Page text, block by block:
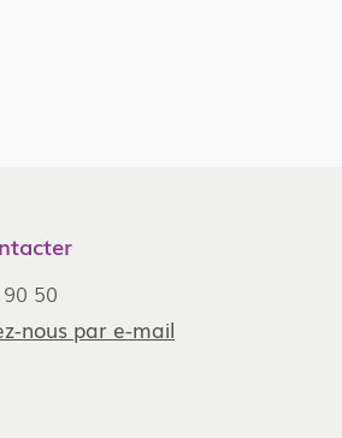
50
nous par e-mail